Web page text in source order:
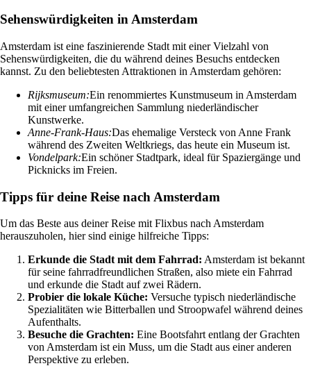
Sehenswürdigkeiten in Amsterdam
Amsterdam ist eine faszinierende Stadt mit einer Vielzahl von
Sehenswürdigkeiten, die du während deines Besuchs entdecken
kannst. Zu den beliebtesten Attraktionen in Amsterdam gehören:
Rijksmuseum:Ein renommiertes Kunstmuseum in Amsterdam
mit einer umfangreichen Sammlung niederländischer
Kunstwerke.
Anne-Frank-Haus:Das ehemalige Versteck von Anne Frank
während des Zweiten Weltkriegs, das heute ein Museum ist.
Vondelpark:Ein schöner Stadtpark, ideal für Spaziergänge und
Picknicks im Freien.
Tipps für deine Reise nach Amsterdam
Um das Beste aus deiner Reise mit Flixbus nach Amsterdam
herauszuholen, hier sind einige hilfreiche Tipps:
Erkunde die Stadt mit dem Fahrrad: Amsterdam ist bekannt
für seine fahrradfreundlichen Straßen, also miete ein Fahrrad
und erkunde die Stadt auf zwei Rädern.
Probier die lokale Küche: Versuche typisch niederländische
Spezialitäten wie Bitterballen und Stroopwafel während deines
Aufenthalts.
Besuche die Grachten: Eine Bootsfahrt entlang der Grachten
von Amsterdam ist ein Muss, um die Stadt aus einer anderen
Perspektive zu erleben.